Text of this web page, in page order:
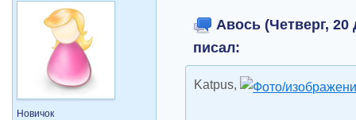
Новичок
Авось (Четверг, 20
писал:
Katpus,